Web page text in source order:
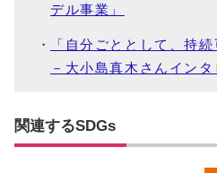
デル事業」
「自分ごととして、持
－大小島真木さんインタ
関連するSDGs